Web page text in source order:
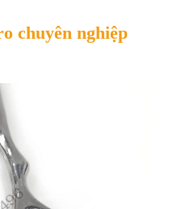
chuyên nghiệp